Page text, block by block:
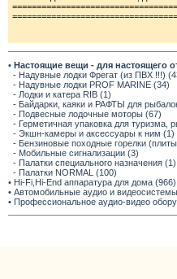
• Настоящие вещи - для настоящего
- Надувные лодки Фрегат (из ПВХ !!!)
- Надувные лодки PROF MARINE (34)
- Лодки и катера RIB (1)
- Байдарки, каяки и РАФТЫ для
- Подвесные лодочные моторы (67)
- Герметичная упаковка для туризма,
- Экшн-камеры и аксессуары к ним (1)
- Бензиновые походные горелки
- Мобильные сигнализации (3)
- Палатки специального назначения (1)
- Палатки NORMAL (100)
• Hi-Fi,Hi-End аппаратура для дома (966)
• Автомобильные аудио и
• Профессиональное аудио-видео